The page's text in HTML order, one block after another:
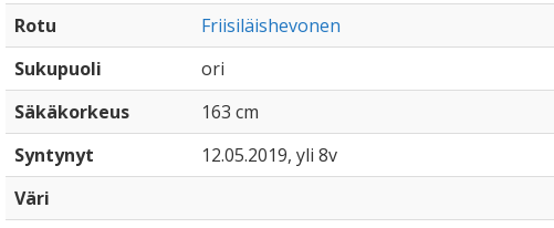
Rotu
Friisiläishevonen
Sukupuoli
ori
Säkäkorkeus
163 cm
Syntynyt
12.05.2019, yli 8v
Väri